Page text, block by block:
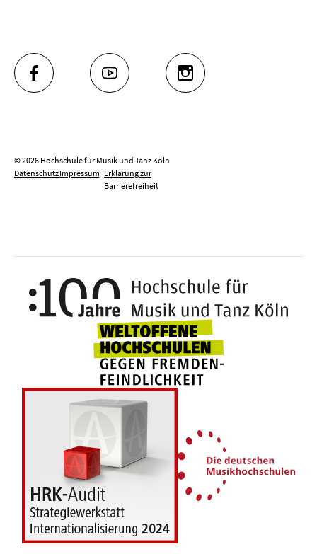
FACEBOOK YOUTUBE INSTAGRAM
© 2026 Hochschule für Musik und Tanz Köln
DatenschutzImpressum Erklärung zur
Barrierefreiheit